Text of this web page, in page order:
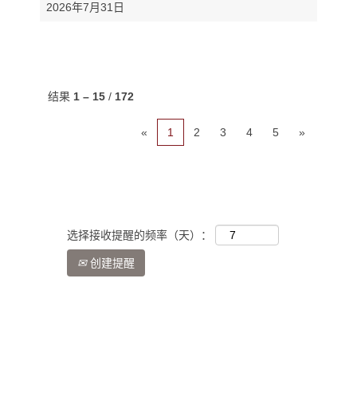
2026年7月31日
结果 1 – 15 / 172
« 1 2 3 4 5 »
选择接收提醒的频率（天）：
创建提醒